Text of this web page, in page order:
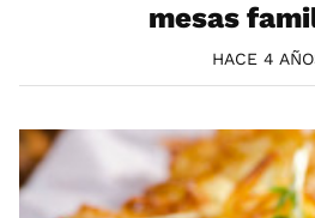
mesas
HACE 4